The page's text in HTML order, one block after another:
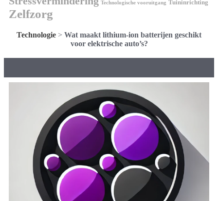
Technologische vooruitgang Tuininrichting
Zelfzorg
Technologie > Wat maakt lithium-ion batterijen geschikt
voor elektrische auto’s?